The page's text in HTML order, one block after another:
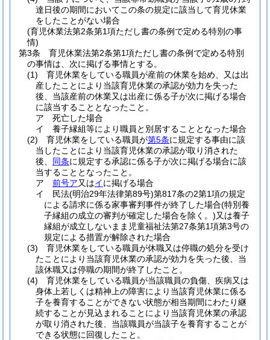
達日後の期間においてこの条の規定に該当して育児休業
をしたことがない場合
(育児休業法第2条第1項ただし書の条例で定める特別の事
情)
第3条
育児休業法第2条第1項ただし書の条例で定める特別
の事情は、次に掲げる事情とする。
(1)
育児休業をしている職員が産前の休業を始め、又は出
産したことにより当該育児休業の承認が効力を失った
後、当該産前の休業又は出産に係る子が次に掲げる場合
に該当することとなったこと。
ア
死亡した場合
イ
養子縁組等により職員と別居することとなった場合
(2)
育児休業をしている職員が第5条に規定する事由に該
当したことにより当該育児休業の承認が取り消された
後、 同条に規定する承認に係る子が次に掲げる場合に該
当することとなったこと。
ア
前号ア又はイに掲げる場合
イ
民法(明治29年法律第89号)第817条の2第1項の規定
による請求に係る家事審判事件が終了した場合(特別養
子縁組の成立の審判が確定した場合を除く。)又は養子
縁組が成立しないまま児童福祉法第27条第1項第3号の
規定による措置が解除された場合
(3)
育児休業をしている職員が休職又は停職の処分を受け
たことにより当該育児休業の承認が効力を失った後、当
該休職又は停職の期間が終了したこと。
(4)
育児休業をしている職員が当該職員の負傷、疾病又は
身体上若しくは精神上の障害により当該育児休業に係る
子を養育することができない状態が相当期間にわたり継
続することが見込まれることにより当該育児休業の承認
が取り消された後、当該職員が当該子を養育することが
できる状態に回復したこと。